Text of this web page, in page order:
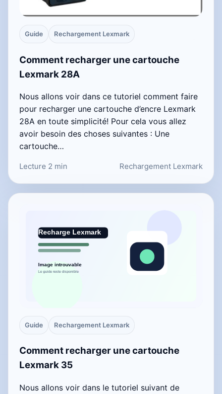
Guide Rechargement Lexmark
Comment recharger une cartouche
Lexmark 28A
Nous allons voir dans ce tutoriel comment faire
pour recharger une cartouche d’encre Lexmark
28A en toute simplicité! Pour cela vous allez
avoir besoin des choses suivantes : Une
cartouche…
Lecture 2 min Rechargement Lexmark
Guide Rechargement Lexmark
Comment recharger une cartouche
Lexmark 35
Nous allons voir dans le tutoriel suivant de